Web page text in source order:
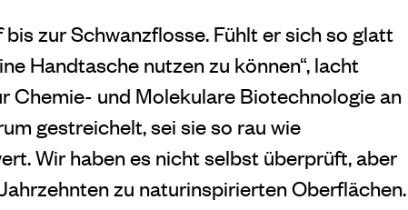
zur Schwanzflosse. Fühlt er sich so glatt
Handtasche nutzen zu können“, lacht
Chemie- und Molekulare Biotechnologie an
gestreichelt, sei sie so rau wie
Wir haben es nicht selbst überprüft, aber
zu naturinspirierten Oberflächen.